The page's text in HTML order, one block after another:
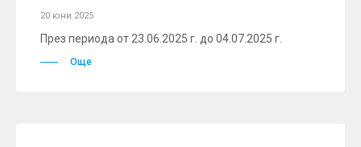
20 юни 2025
През периода от 23.06.2025 г. до 04.07.2025 г.
Още